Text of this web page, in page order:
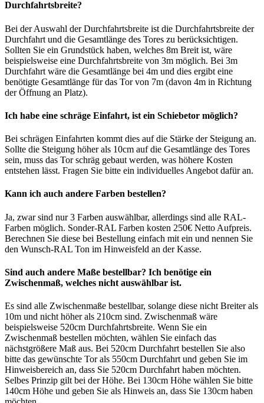
Durchfahrtsbreite?
Bei der Auswahl der Durchfahrtsbreite ist die Durchfahrtsbreite der
Durchfahrt und die Gesamtlänge des Tores zu berücksichtigen.
Sollten Sie ein Grundstück haben, welches 8m Breit ist, wäre
beispielsweise eine Durchfahrtsbreite von 3m möglich. Bei 3m
Durchfahrt wäre die Gesamtlänge bei 4m und dies ergibt eine
benötigte Gesamtlänge für das Tor von 7m (davon 4m in Richtung
der Öffnung an Platz).
Ich habe eine schräge Einfahrt, ist ein Schiebetor möglich?
Bei schrägen Einfahrten kommt dies auf die Stärke der Steigung an.
Sollte die Steigung höher als 10cm auf die Gesamtlänge des Tores
sein, muss das Tor schräg gebaut werden, was höhere Kosten
entstehen lässt. Fragen Sie bitte ein individuelles Angebot dafür an.
Kann ich auch andere Farben bestellen?
Ja, zwar sind nur 3 Farben auswählbar, allerdings sind alle RAL-
Farben möglich. Sonder-RAL Farben kosten 250€ Netto Aufpreis.
Berechnen Sie diese bei Bestellung einfach mit ein und nennen Sie
den Wunsch-RAL Ton im Hinweisfeld an der Kasse.
Sind auch andere Maße bestellbar? Ich benötige ein
Zwischenmaß, welches nicht auswählbar ist.
Es sind alle Zwischenmaße bestellbar, solange diese nicht Breiter als
10m und nicht höher als 210cm sind. Zwischenmaß wäre
beispielsweise 520cm Durchfahrtsbreite. Wenn Sie ein
Zwischenmaß bestellen möchten, wählen Sie einfach das
nächstgrößere Maß aus. Bei 520cm Durchfahrt bestellen Sie also
bitte das gewünschte Tor als 550cm Durchfahrt und geben Sie im
Hinweisbereich an, dass Sie 520cm Durchfahrt haben möchten.
Selbes Prinzip gilt bei der Höhe. Bei 130cm Höhe wählen Sie bitte
140cm Höhe und geben Sie als Hinweis an, dass Sie 130cm haben